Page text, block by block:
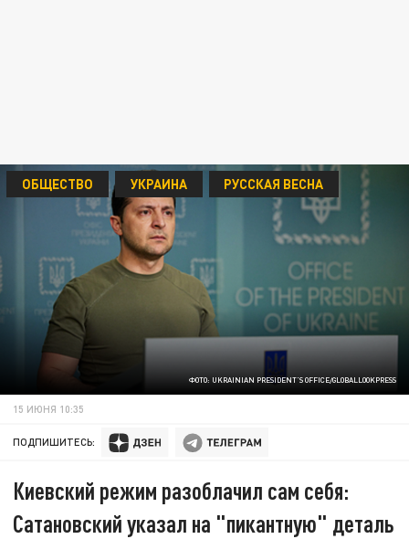
ФОТО: UKRAINIAN PRESIDENT'S OFFICE/GLOBALLOOKPRESS
ОБЩЕСТВО УКРАИНА РУССКАЯ ВЕСНА
15 ИЮНЯ 10:35
ПОДПИШИТЕСЬ:
Киевский режим разоблачил сам себя:
Сатановский указал на "пикантную" деталь